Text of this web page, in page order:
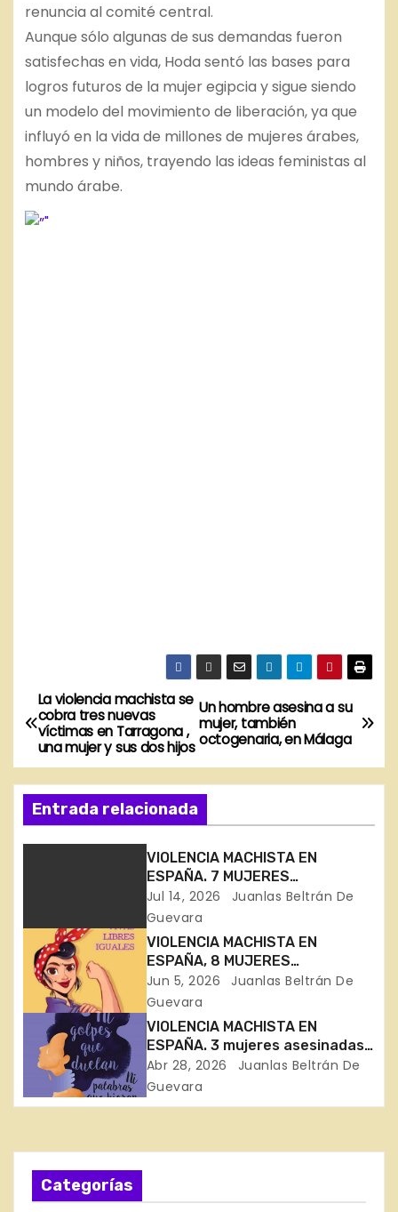
renuncia al comité central.
Aunque sólo algunas de sus demandas fueron
satisfechas en vida, Hoda sentó las bases para
logros futuros de la mujer egipcia y sigue siendo
un modelo del movimiento de liberación, ya que
influyó en la vida de millones de mujeres árabes,
hombres y niños, trayendo las ideas feministas al
mundo árabe.
N
a
v
e
c
ó
n
e
n
Un hombre asesina a su
mujer, también
octogenaria, en Málaga
La violencia machista se
cobra tres nuevas
víctimas en Tarragona ,
una mujer y sus dos hijos
Entrada relacionada
VIOLENCIA MACHISTA EN
ESPAÑA. 7 MUJERES
ASESINADAS EN 11 DÍAS
Jul 14, 2026
Juanlas Beltrán De
Guevara
VIOLENCIA MACHISTA EN
ESPAÑA, 8 MUJERES
ASESINADAS EN 30 DÍAS
Jun 5, 2026
Juanlas Beltrán De
Guevara
VIOLENCIA MACHISTA EN
ESPAÑA. 3 mujeres asesinadas
en Bizkaia, Córdoba y Toledo
Abr 28, 2026
Juanlas Beltrán De
Guevara
Categorías